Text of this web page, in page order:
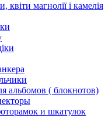
квіти магнолії і камелія
альбомов ( блокнотов)
и шкатулок